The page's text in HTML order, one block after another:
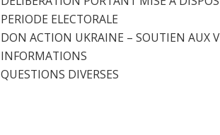
PERIODE ELECTORALE
DON ACTION UKRAINE – SOUTIEN AUX
INFORMATIONS
QUESTIONS DIVERSES